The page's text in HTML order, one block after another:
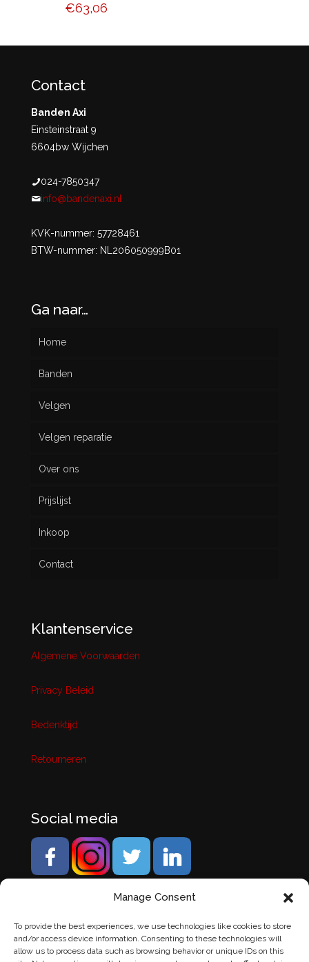
Manage Consent
To provide the best experiences, we use technologies like cookies to store
and/or access device information. Consenting to these technologies will
allow us to process data such as browsing behavior or unique IDs on this
€63,06
Contact
Banden Axi
Einsteinstraat 9
6604bw Wijchen
024-7850347
info@bandenaxi.nl
KVK-nummer: 57728461
BTW-nummer: NL206050999B01
Ga naar…
Home
Banden
Nieuw
Gebruikt
Velgen
Velgen reparatie
Over ons
Prijslijst
Inkoop
Contact
Klantenservice
Algemene Voorwaarden
Privacy Beleid
Bedenktijd
Retourneren
Social media